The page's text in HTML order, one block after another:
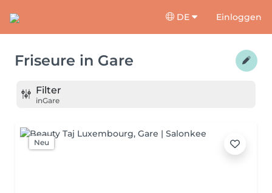
DE Einloggen
Friseure in Gare
Filter
inGare
Neu